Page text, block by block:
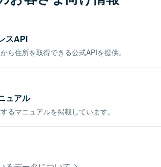
スAPI
ら住所を取得できる公式APIを提供。
ュアル
るマニュアルを掲載しています。